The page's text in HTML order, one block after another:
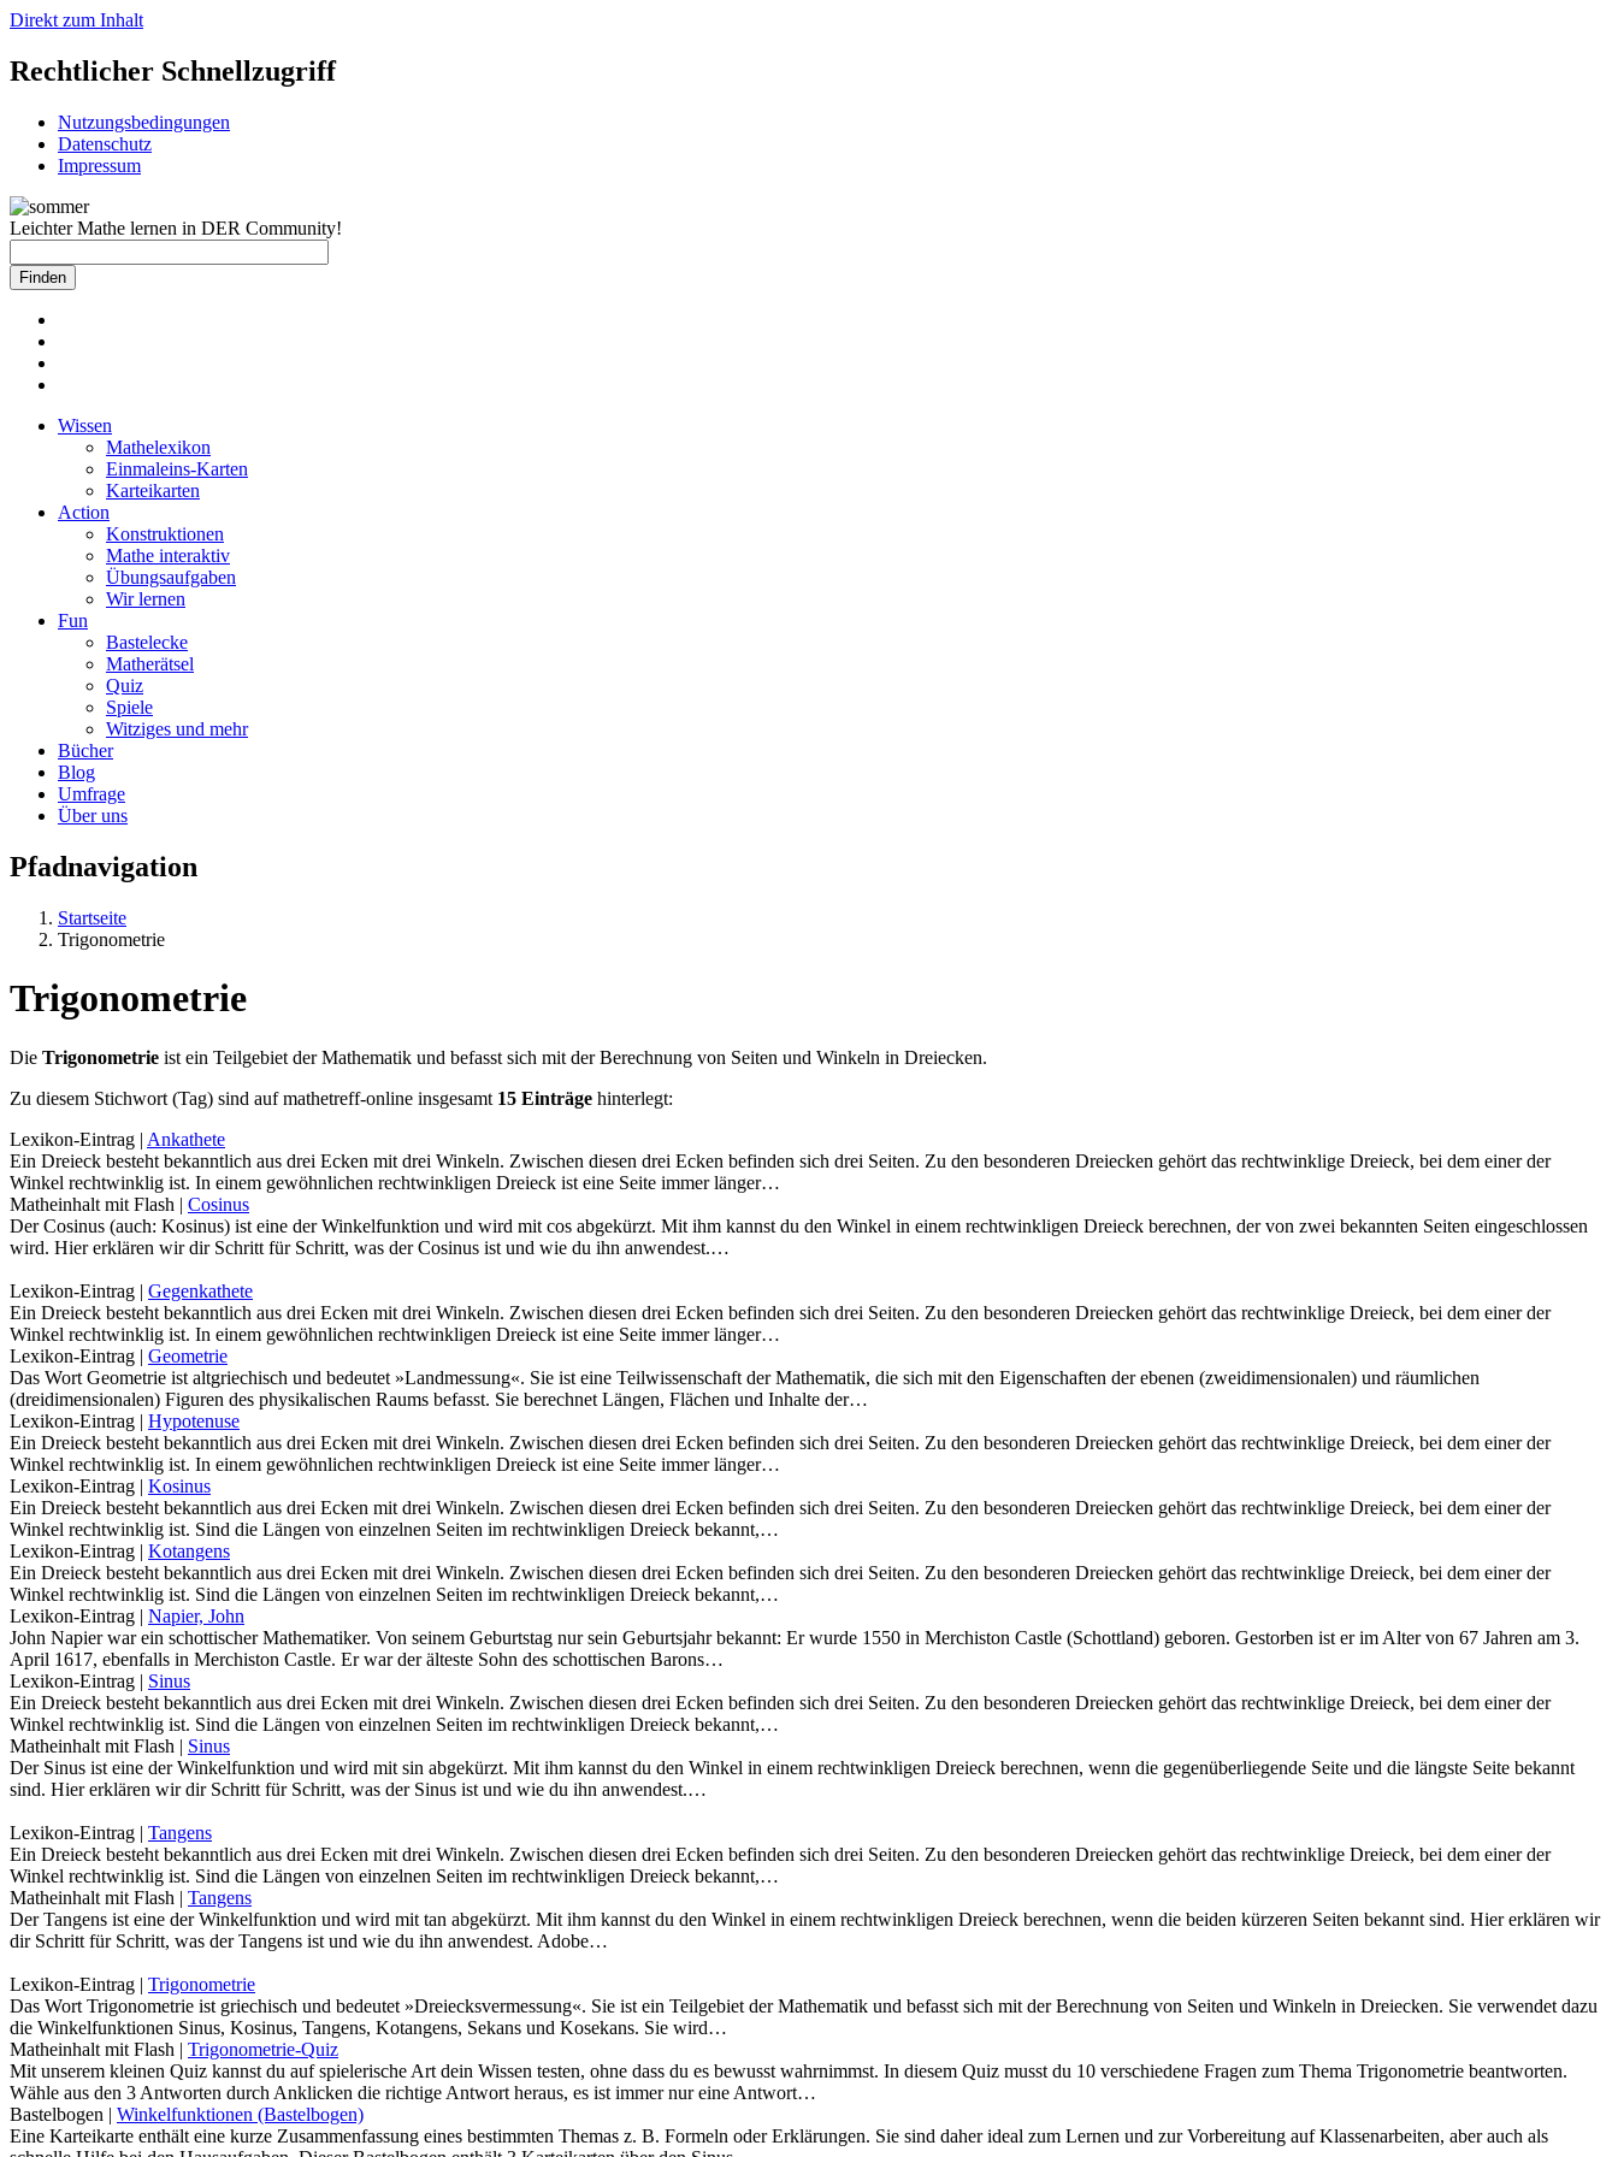
Direkt zum Inhalt
Rechtlicher Schnellzugriff
Nutzungsbedingungen
Datenschutz
Impressum
Leichter Mathe lernen in DER Community!
Wissen
Mathelexikon
Einmaleins-Karten
Karteikarten
Action
Konstruktionen
Mathe interaktiv
Übungsaufgaben
Wir lernen
Fun
Bastelecke
Matherätsel
Quiz
Spiele
Witziges und mehr
Bücher
Blog
Umfrage
Über uns
Pfadnavigation
Startseite
Trigonometrie
Trigonometrie
Die Trigonometrie ist ein Teilgebiet der Mathematik und befasst sich mit der Berechnung von Seiten und Winkeln in Dreiecken.
Zu diesem Stichwort (Tag) sind auf mathetreff-online insgesamt 15 Einträge hinterlegt:
Lexikon-Eintrag | Ankathete
Ein Dreieck besteht bekanntlich aus drei Ecken mit drei Winkeln. Zwischen diesen drei Ecken befinden sich drei Seiten. Zu den besonderen Dreiecken gehört das rechtwinklige Dreieck, bei dem einer der
Winkel rechtwinklig ist. In einem gewöhnlichen rechtwinkligen Dreieck ist eine Seite immer länger…
Matheinhalt mit Flash | Cosinus
Der Cosinus (auch: Kosinus) ist eine der Winkelfunktion und wird mit cos abgekürzt. Mit ihm kannst du den Winkel in einem rechtwinkligen Dreieck berechnen, der von zwei bekannten Seiten eingeschlossen
wird. Hier erklären wir dir Schritt für Schritt, was der Cosinus ist und wie du ihn anwendest.…
Lexikon-Eintrag | Gegenkathete
Ein Dreieck besteht bekanntlich aus drei Ecken mit drei Winkeln. Zwischen diesen drei Ecken befinden sich drei Seiten. Zu den besonderen Dreiecken gehört das rechtwinklige Dreieck, bei dem einer der
Winkel rechtwinklig ist. In einem gewöhnlichen rechtwinkligen Dreieck ist eine Seite immer länger…
Lexikon-Eintrag | Geometrie
Das Wort Geometrie ist altgriechisch und bedeutet »Landmessung«. Sie ist eine Teilwissenschaft der Mathematik, die sich mit den Eigenschaften der ebenen (zweidimensionalen) und räumlichen
(dreidimensionalen) Figuren des physikalischen Raums befasst. Sie berechnet Längen, Flächen und Inhalte der…
Lexikon-Eintrag | Hypotenuse
Ein Dreieck besteht bekanntlich aus drei Ecken mit drei Winkeln. Zwischen diesen drei Ecken befinden sich drei Seiten. Zu den besonderen Dreiecken gehört das rechtwinklige Dreieck, bei dem einer der
Winkel rechtwinklig ist. In einem gewöhnlichen rechtwinkligen Dreieck ist eine Seite immer länger…
Lexikon-Eintrag | Kosinus
Ein Dreieck besteht bekanntlich aus drei Ecken mit drei Winkeln. Zwischen diesen drei Ecken befinden sich drei Seiten. Zu den besonderen Dreiecken gehört das rechtwinklige Dreieck, bei dem einer der
Winkel rechtwinklig ist. Sind die Längen von einzelnen Seiten im rechtwinkligen Dreieck bekannt,…
Lexikon-Eintrag | Kotangens
Ein Dreieck besteht bekanntlich aus drei Ecken mit drei Winkeln. Zwischen diesen drei Ecken befinden sich drei Seiten. Zu den besonderen Dreiecken gehört das rechtwinklige Dreieck, bei dem einer der
Winkel rechtwinklig ist. Sind die Längen von einzelnen Seiten im rechtwinkligen Dreieck bekannt,…
Lexikon-Eintrag | Napier, John
John Napier war ein schottischer Mathematiker. Von seinem Geburtstag nur sein Geburtsjahr bekannt: Er wurde 1550 in Merchiston Castle (Schottland) geboren. Gestorben ist er im Alter von 67 Jahren am 3.
April 1617, ebenfalls in Merchiston Castle. Er war der älteste Sohn des schottischen Barons…
Lexikon-Eintrag | Sinus
Ein Dreieck besteht bekanntlich aus drei Ecken mit drei Winkeln. Zwischen diesen drei Ecken befinden sich drei Seiten. Zu den besonderen Dreiecken gehört das rechtwinklige Dreieck, bei dem einer der
Winkel rechtwinklig ist. Sind die Längen von einzelnen Seiten im rechtwinkligen Dreieck bekannt,…
Matheinhalt mit Flash | Sinus
Der Sinus ist eine der Winkelfunktion und wird mit sin abgekürzt. Mit ihm kannst du den Winkel in einem rechtwinkligen Dreieck berechnen, wenn die gegenüberliegende Seite und die längste Seite bekannt
sind. Hier erklären wir dir Schritt für Schritt, was der Sinus ist und wie du ihn anwendest.…
Lexikon-Eintrag | Tangens
Ein Dreieck besteht bekanntlich aus drei Ecken mit drei Winkeln. Zwischen diesen drei Ecken befinden sich drei Seiten. Zu den besonderen Dreiecken gehört das rechtwinklige Dreieck, bei dem einer der
Winkel rechtwinklig ist. Sind die Längen von einzelnen Seiten im rechtwinkligen Dreieck bekannt,…
Matheinhalt mit Flash | Tangens
Der Tangens ist eine der Winkelfunktion und wird mit tan abgekürzt. Mit ihm kannst du den Winkel in einem rechtwinkligen Dreieck berechnen, wenn die beiden kürzeren Seiten bekannt sind. Hier erklären wir
dir Schritt für Schritt, was der Tangens ist und wie du ihn anwendest. Adobe…
Lexikon-Eintrag | Trigonometrie
Das Wort Trigonometrie ist griechisch und bedeutet »Dreiecksvermessung«. Sie ist ein Teilgebiet der Mathematik und befasst sich mit der Berechnung von Seiten und Winkeln in Dreiecken. Sie verwendet dazu
die Winkelfunktionen Sinus, Kosinus, Tangens, Kotangens, Sekans und Kosekans. Sie wird…
Matheinhalt mit Flash | Trigonometrie-Quiz
Mit unserem kleinen Quiz kannst du auf spielerische Art dein Wissen testen, ohne dass du es bewusst wahrnimmst. In diesem Quiz musst du 10 verschiedene Fragen zum Thema Trigonometrie beantworten.
Wähle aus den 3 Antworten durch Anklicken die richtige Antwort heraus, es ist immer nur eine Antwort…
Bastelbogen | Winkelfunktionen (Bastelbogen)
Eine Karteikarte enthält eine kurze Zusammenfassung eines bestimmten Themas z. B. Formeln oder Erklärungen. Sie sind daher ideal zum Lernen und zur Vorbereitung auf Klassenarbeiten, aber auch als